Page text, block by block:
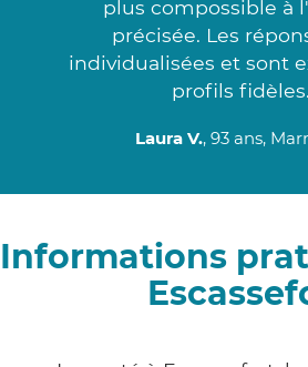
plus compossible à
précisée. Les
individualisées et sont
profils
Laura V., 93 ans,
Informations